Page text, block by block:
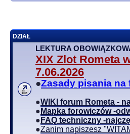
DZIAŁ
LEKTURA
XIX Zlot Rometa
7.06.2026
●Zasady pisania na
●WIKI forum Rometa -
● Mapka forowiczów -
● FAQ techniczny -
●Zanim napiszesz